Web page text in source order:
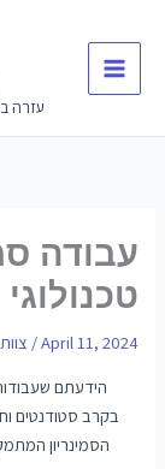
עזרה
עבודה
טכנולוגי
/April 11, 2024
הידעתם שעבודות
בקרב סטודנטים
הסמינריון